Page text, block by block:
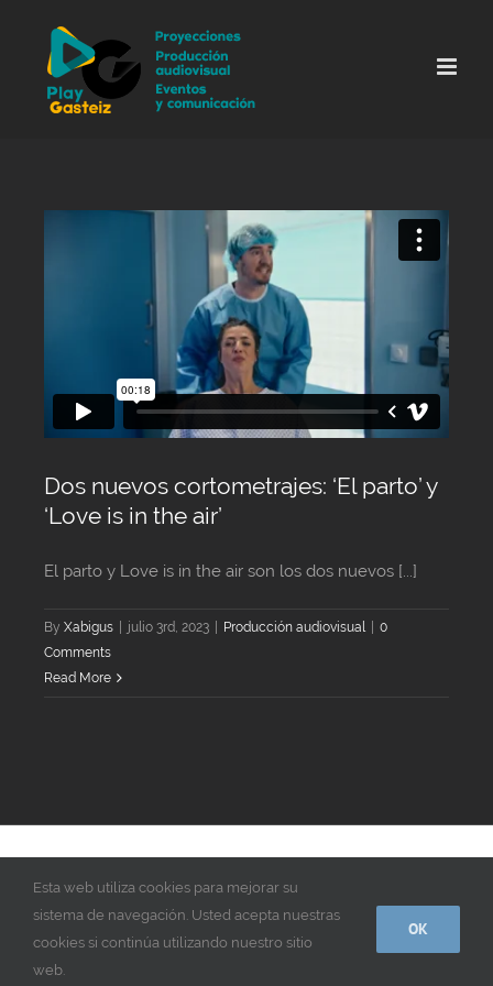
content
Dos nuevos cortometrajes: ‘El parto’ y
‘Love is in the air’
El parto y Love is in the air son los dos nuevos [...]
By Xabigus julio 3rd, 2023 Producción audiovisual
0
Comments
Read More
reservados | Contacta con nosotros
InstagramVimeo LinkedIn
Esta web utiliza cookies para mejorar su
sistema de navegación. Usted acepta nuestras
cookies si continúa utilizando nuestro sitio
web.
OK